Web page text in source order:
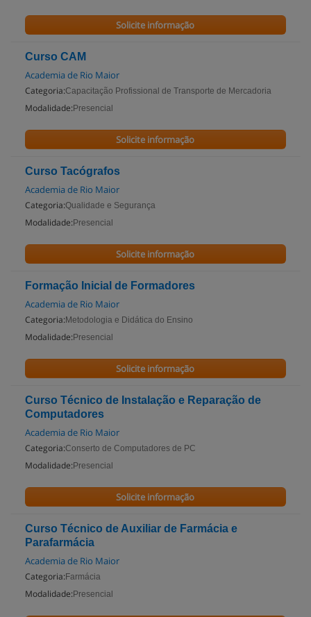
Solicite informação
Curso CAM
Academia de Rio Maior
Categoria:Capacitação Profissional de Transporte de Mercadoria
Modalidade: Presencial
Solicite informação
Curso Tacógrafos
Academia de Rio Maior
Categoria:Qualidade e Segurança
Modalidade: Presencial
Solicite informação
Formação Inicial de Formadores
Academia de Rio Maior
Categoria: Metodologia e Didática do Ensino
Modalidade: Presencial
Solicite informação
Curso Técnico de Instalação e Reparação de
Computadores
Academia de Rio Maior
Categoria:Conserto de Computadores de PC
Modalidade: Presencial
Solicite informação
Curso Técnico de Auxiliar de Farmácia e
Parafarmácia
Academia de Rio Maior
Categoria: Farmácia
Modalidade: Presencial